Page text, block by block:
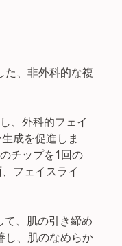
、非外科的な複
、外科的フェイ
成を促進しま
チップを1回の
フェイスライ
、肌の引き締め
し、肌のなめらか